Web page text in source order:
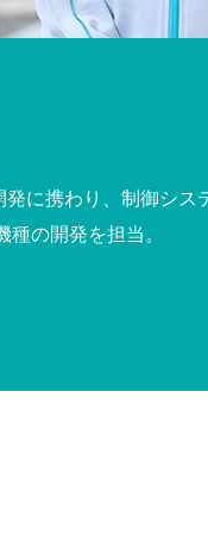
に携わり、制御シ
の開発を担当。